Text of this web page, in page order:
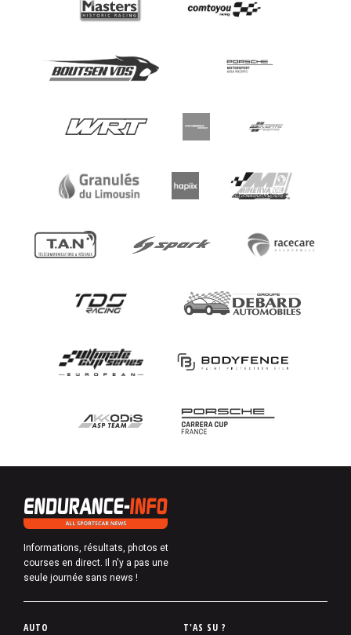
Informations, résultats, photos et
courses en direct. Il n'y a pas une
seule journée sans news !
P
AUTO T'AS SU ?